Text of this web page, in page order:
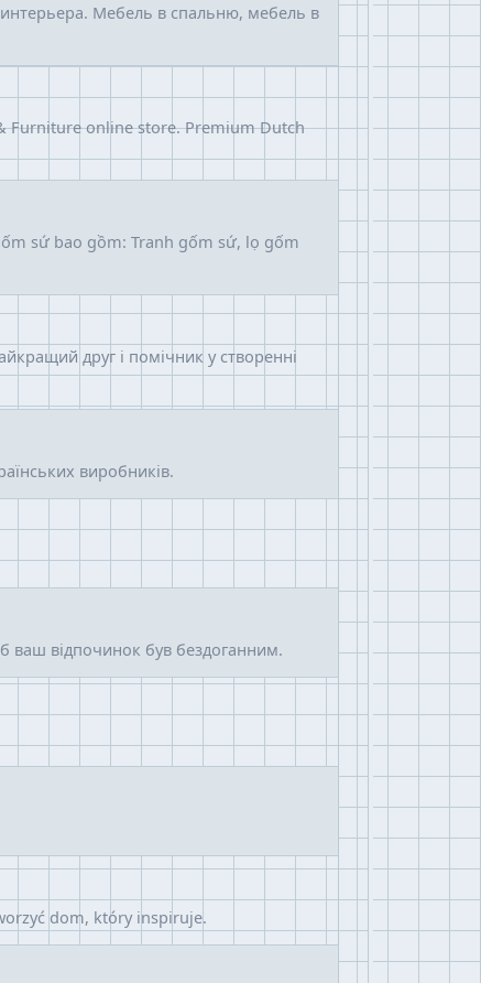
Мебель в спальню, мебель в
Furniture online store. Premium Dutch
sứ bao gồm: Tranh gốm sứ, lọ gốm
друг і помічник у створенні
виробників.
ваш відпочинок був бездоганним.
dom, który inspiruje.